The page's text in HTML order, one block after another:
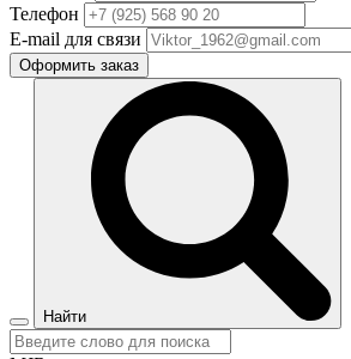
Телефон
E-mail для связи
Оформить заказ
Найти